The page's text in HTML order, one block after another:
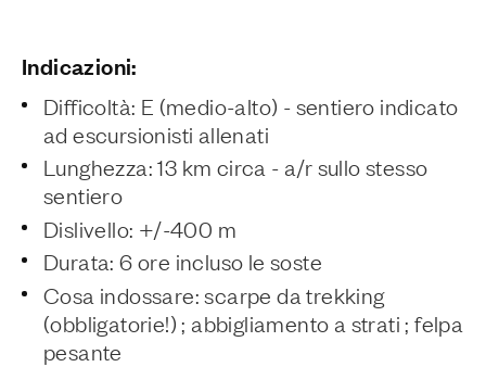
Indicazioni:
Difficoltà: E (medio-alto) - sentiero indicato
ad escursionisti allenati
Lunghezza: 13 km circa - a/r sullo stesso
sentiero
Dislivello: +/-400 m
Durata: 6 ore incluso le soste
Cosa indossare: scarpe da trekking
(obbligatorie!) ; abbigliamento a strati ; felpa
pesante